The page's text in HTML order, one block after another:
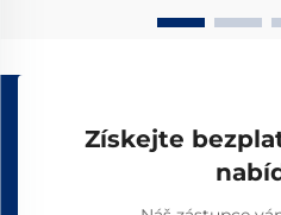
Získejte